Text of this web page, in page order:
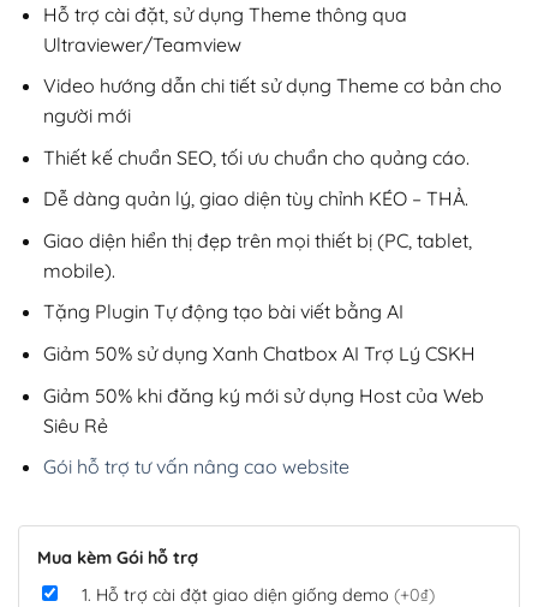
Hỗ trợ cài đặt, sử dụng Theme thông qua
Ultraviewer/Teamview
Video hướng dẫn chi tiết sử dụng Theme cơ bản cho
người mới
Thiết kế chuẩn SEO, tối ưu chuẩn cho quảng cáo.
Dễ dàng quản lý, giao diện tùy chỉnh KÉO – THẢ.
Giao diện hiển thị đẹp trên mọi thiết bị (PC, tablet,
mobile).
Tặng Plugin Tự động tạo bài viết bằng AI
Giảm 50% sử dụng Xanh Chatbox AI Trợ Lý CSKH
Giảm 50% khi đăng ký mới sử dụng Host của Web
Siêu Rẻ
Gói hỗ trợ tư vấn nâng cao website
Mua kèm Gói hỗ trợ
1. Hỗ trợ cài đặt giao diện giống demo (+0₫)